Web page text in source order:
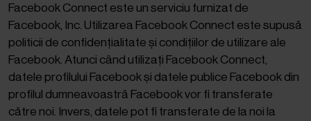
Facebook Connect este un serviciu furnizat de
Facebook, Inc. Utilizarea Facebook Connect este supusă
politicii de confidențialitate și condițiilor de utilizare ale
Facebook. Atunci când utilizați Facebook Connect,
datele profilului Facebook și datele publice Facebook din
profilul dumneavoastră Facebook vor fi transferate
către noi. Invers, datele pot fi transferate de la noi la